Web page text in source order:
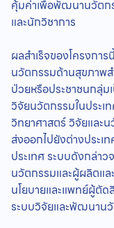
คุ้มค่าเพื่อพัฒนานวัต
และนักวิชาการ
ผลสำเร็จของโครงกา
นวัตกรรมด้านสุขภาพส
ป่วยหรือประชาชนกลุ่ม
วิจัยนวัตกรรมในประเ
วิทยาศาสตร์ วิจัยและ
ส่งออกไปยังต่างประเ
ประเทศ ระบบดังกล่า
นวัตกรรมและผู้ผลิตแ
นโยบายและแพทย์ผู้ตัด
ระบบวิจัยและพัฒนาน